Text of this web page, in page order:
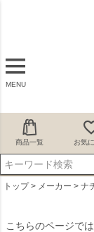
MENU
商品一覧 お気
トップ メーカー ナ
こちらのページで